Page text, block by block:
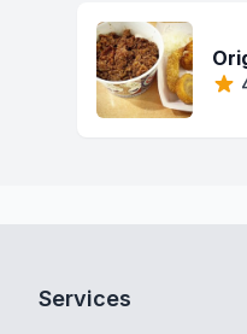
Services